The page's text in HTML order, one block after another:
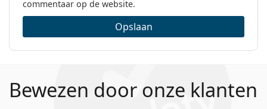
commentaar op de website.
Opslaan
Bewezen door onze klanten